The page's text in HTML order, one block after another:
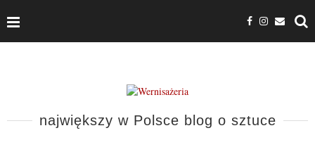
największy w Polsce blog o sztuce